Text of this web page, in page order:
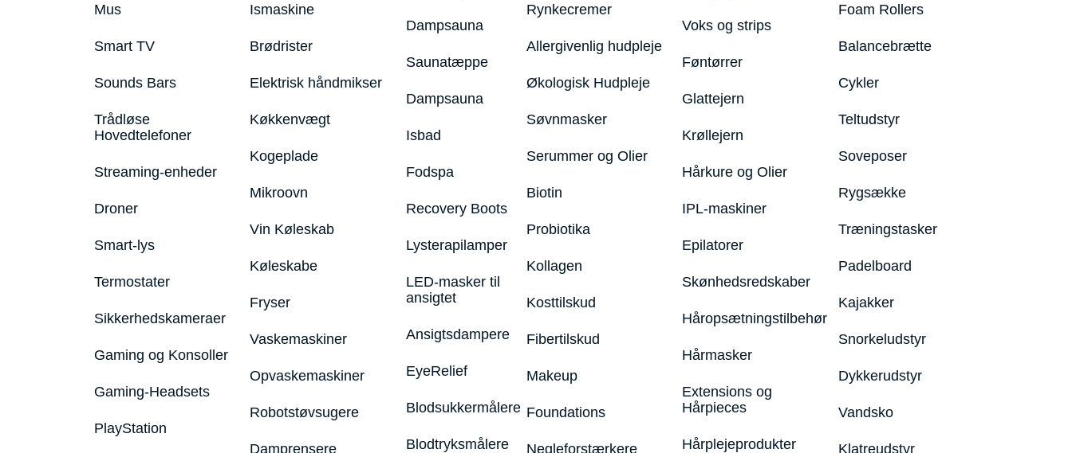
Mus
Smart TV
Sounds Bars
Trådløse
Hovedtelefoner
Streaming-enheder
Droner
Smart-lys
Termostater
Sikkerhedskameraer
Gaming og Konsoller
Gaming-Headsets
PlayStation
Ismaskine
Brødrister
Elektrisk håndmikser
Køkkenvægt
Kogeplade
Mikroovn
Vin Køleskab
Køleskabe
Fryser
Vaskemaskiner
Opvaskemaskiner
Robotstøvsugere
Damprensere
Dampsauna
Saunatæppe
Dampsauna
Isbad
Fodspa
Recovery Boots
Lysterapilamper
LED-masker til
ansigtet
Ansigtsdampere
EyeRelief
Blodsukkermålere
Blodtryksmålere
Rynkecremer
Allergivenlig hudpleje
Økologisk Hudpleje
Søvnmasker
Serummer og Olier
Biotin
Probiotika
Kollagen
Kosttilskud
Fibertilskud
Makeup
Foundations
Negleforstærkere
Voks og strips
Føntørrer
Glattejern
Krøllejern
Hårkure og Olier
IPL-maskiner
Epilatorer
Skønhedsredskaber
Håropsætningstilbehør
Hårmasker
Extensions og
Hårpieces
Hårplejeprodukter
Foam Rollers
Balancebrætte
Cykler
Teltudstyr
Soveposer
Rygsække
Træningstasker
Padelboard
Kajakker
Snorkeludstyr
Dykkerudstyr
Vandsko
Klatreudstyr